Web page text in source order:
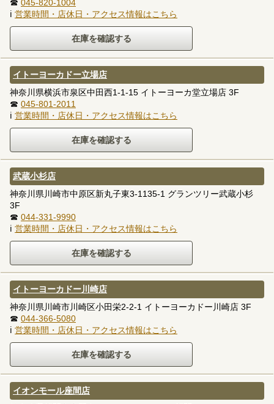
☎ 045-820-1004
ℹ 営業時間・店休日・アクセス情報はこちら
イトーヨーカドー立場店
神奈川県横浜市泉区中田西1-1-15 イトーヨーカ堂立場店 3F
☎ 045-801-2011
ℹ 営業時間・店休日・アクセス情報はこちら
武蔵小杉店
神奈川県川崎市中原区新丸子東3-1135-1 グランツリー武蔵小杉
3F
☎ 044-331-9990
ℹ 営業時間・店休日・アクセス情報はこちら
イトーヨーカドー川崎店
神奈川県川崎市川崎区小田栄2-2-1 イトーヨーカドー川崎店 3F
☎ 044-366-5080
ℹ 営業時間・店休日・アクセス情報はこちら
イオンモール座間店